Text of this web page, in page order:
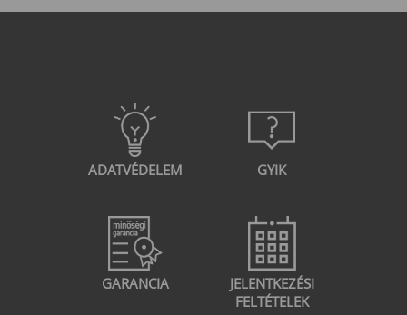
ADATVÉDELEM GYIK
GARANCIA
JELENTKEZÉSI
FELTÉTELEK